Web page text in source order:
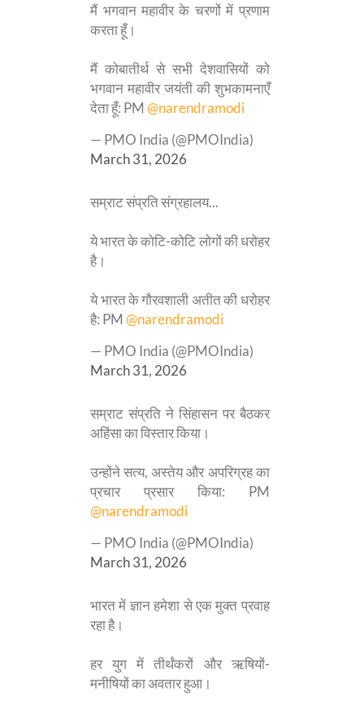
मैं भगवान महावीर के चरणों में प्रणाम
करता हूँ।
मैं कोबातीर्थ से सभी देशवासियों को
भगवान महावीर जयंती की शुभकामनाएँ
देता हूँ: PM@narendramodi
— PMO India (@PMOIndia)
March 31, 2026
सम्राट संप्रति संग्रहालय...
ये भारत के कोटि-कोटि लोगों की धरोहर
है।
ये भारत के गौरवशाली अतीत की धरोहर
है: PM@narendramodi
— PMO India (@PMOIndia)
March 31, 2026
सम्राट संप्रति ने सिंहासन पर बैठकर
अहिंसा का विस्तार किया।
उन्होंने सत्य, अस्तेय और अपरिग्रह का
प्रचार प्रसार किया: PM
@narendramodi
— PMO India (@PMOIndia)
March 31, 2026
भारत में ज्ञान हमेशा से एक मुक्त प्रवाह
रहा है।
हर युग में तीर्थंकरों और ऋषियों-
मनीषियों का अवतार हुआ।